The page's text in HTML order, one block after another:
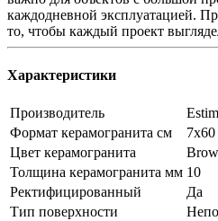
каждодневной эксплуатацией.
то, чтобы каждый проект
Характеристики
Производитель
Формат керамогранита см
7х60
Цвет керамогранита
Толщина керамогранита мм 10
Ректифицированный
Да
Тип поверхности